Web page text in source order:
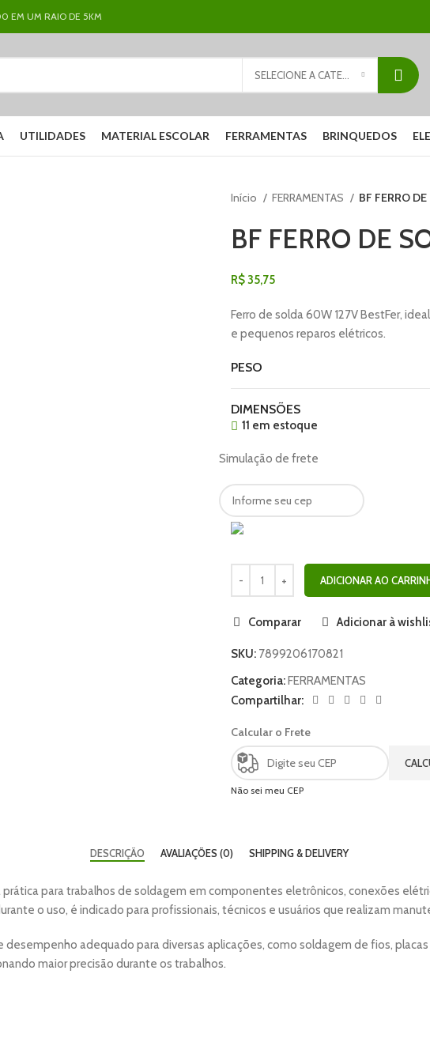
EM UM RAIO DE 5KM
UTILIDADES MATERIAL ESCOLAR FERRAMENTAS BRINQUEDOS
Início FERRAMENTAS BF FERRO
BF FERRO DE
R$35,75
Ferro de solda 60W 127V BestFer,
e pequenos reparos elétricos.
PESO
DIMENSÕES
11 em estoque
Simulação de frete
ADICIONAR AO
Comparar Adicionar à
SKU: 7899206170821
Categoria: FERRAMENTAS
Compartilhar:
Calcular o Frete
Não sei meu CEP
DESCRIÇÃO AVALIAÇÕES (0) SHIPPING & DELIVERY
para trabalhos de soldagem em componentes eletrônicos, conexões
o uso, é indicado para profissionais, técnicos e usuários que realizam
adequado para diversas aplicações, como soldagem de fios,
maior precisão durante os trabalhos.